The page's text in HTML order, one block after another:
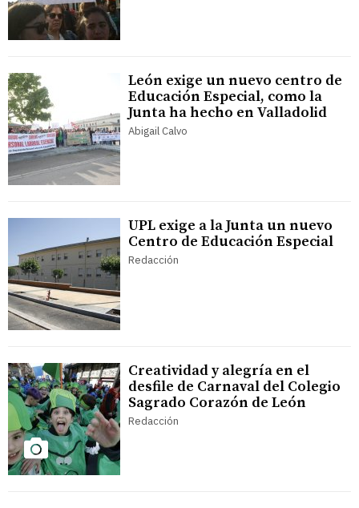
León exige un nuevo centro de
Educación Especial, como la
Junta ha hecho en Valladolid
Abigail Calvo
UPL exige a la Junta un nuevo
Centro de Educación Especial
Redacción
Creatividad y alegría en el
desfile de Carnaval del Colegio
Sagrado Corazón de León
Redacción